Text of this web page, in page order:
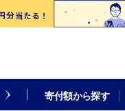
寄付額から探す